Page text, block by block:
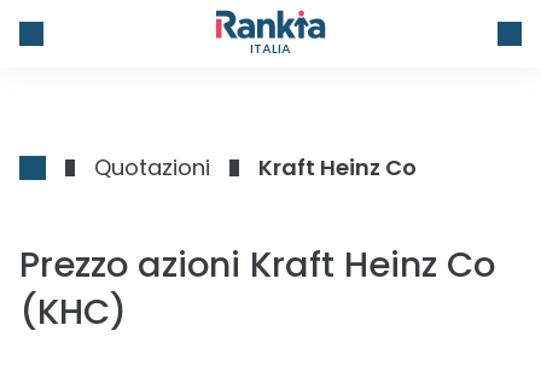
ITALIA
Quotazioni Kraft Heinz Co
Prezzo azioni Kraft Heinz Co
(KHC)